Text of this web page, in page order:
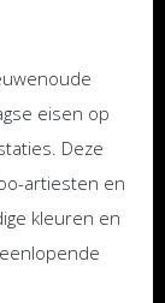
eisen op
Deze
artiesten en
kleuren en